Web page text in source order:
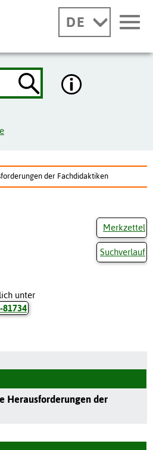
DE
der Fachdidaktiken
Merkzettel
Suchverlauf
unter
81734
Herausforderungen der